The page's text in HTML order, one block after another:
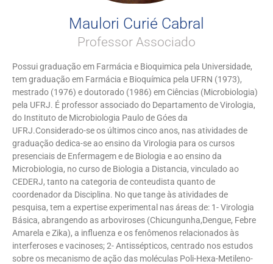
Maulori Curié Cabral
Professor Associado
Possui graduação em Farmácia e Bioquimica pela Universidade,
tem graduação em Farmácia e Bioquímica pela UFRN (1973),
mestrado (1976) e doutorado (1986) em Ciências (Microbiologia)
pela UFRJ. É professor associado do Departamento de Virologia,
do Instituto de Microbiologia Paulo de Góes da
UFRJ.Considerado-se os últimos cinco anos, nas atividades de
graduação dedica-se ao ensino da Virologia para os cursos
presenciais de Enfermagem e de Biologia e ao ensino da
Microbiologia, no curso de Biologia a Distancia, vinculado ao
CEDERJ, tanto na categoria de conteudista quanto de
coordenador da Disciplina. No que tange às atividades de
pesquisa, tem a expertise experimental nas áreas de: 1- Virologia
Básica, abrangendo as arboviroses (Chicungunha,Dengue, Febre
Amarela e Zika), a influenza e os fenômenos relacionados às
interferoses e vacinoses; 2- Antissépticos, centrado nos estudos
sobre os mecanismo de ação das moléculas Poli-Hexa-Metileno-